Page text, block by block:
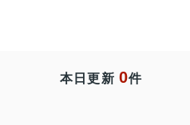
本日更新0件